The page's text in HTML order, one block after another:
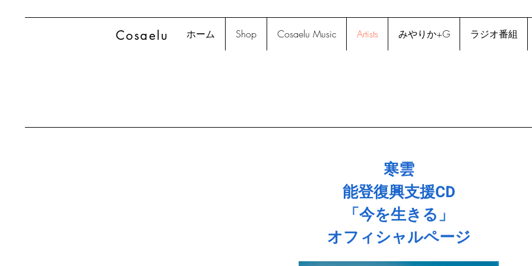
Cosaelu ホーム Shop Cosaelu Music Artists みやりか+G ラジオ番組
寒雲
能登復興支援CD
「今を生きる」
​オフィシャルページ